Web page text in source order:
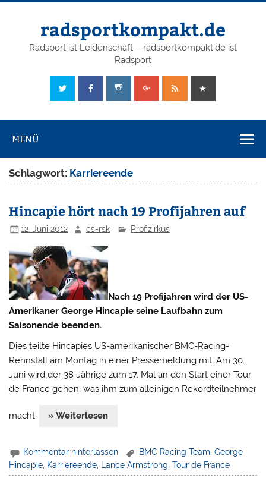
radsportkompakt.de
Radsport ist Leidenschaft – radsportkompakt.de ist
Radsport
MENÜ
Schlagwort: Karriereende
Hincapie hört nach 19 Profijahren auf
12. Juni 2012 cs-rsk Profizirkus
Nach 19 Profijahren wird der US-
Amerikaner George Hincapie seine Laufbahn zum
Saisonende beenden.
Dies teilte Hincapies US-amerikanischer BMC-Racing-
Rennstall am Montag in einer Pressemeldung mit. Am 30.
Juni wird der 38-Jährige zum 17. Mal an den Start einer Tour
de France gehen, was ihm zum alleinigen Rekordteilnehmer
macht. » Weiterlesen
Kommentar hinterlassen BMC Racing Team ,George
Hincapie Karriereende Lance Armstrong ,Tour de France